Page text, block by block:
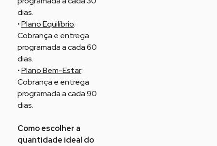
dias.
•Plano Equilíbrio:
Cobrança e entrega
programada a cada 60
dias.
•Plano Bem-Estar:
Cobrança e entrega
programada a cada 90
dias.
Como escolher a
quantidade ideal do